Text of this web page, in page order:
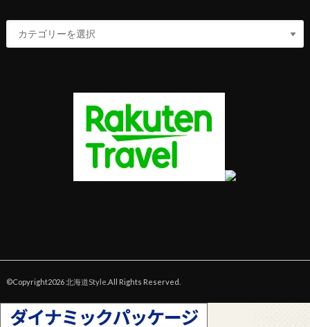
©Copyright2026北海道Style .All Rights Reserved.